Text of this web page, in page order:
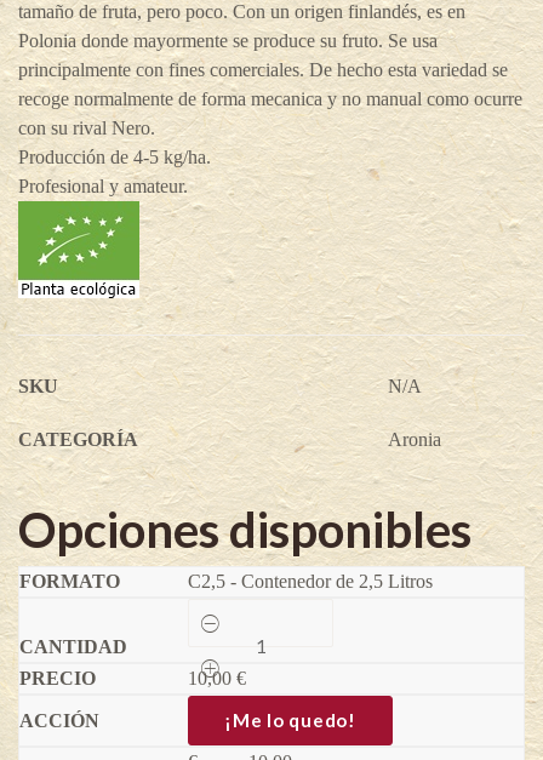
tamaño de fruta, pero poco. Con un origen finlandés, es en
Polonia donde mayormente se produce su fruto. Se usa
principalmente con fines comerciales. De hecho esta variedad se
recoge normalmente de forma mecanica y no manual como ocurre
con su rival Nero.
Producción de 4-5 kg/ha.
Profesional y amateur.
SKU N/A
CATEGORÍA Aronia
Opciones disponibles
C2,5 - Contenedor de 2,5 Litros
Aronia
Viking
Aronia
melanocarpa
quantity
10,00 €
¡Me lo quedo!